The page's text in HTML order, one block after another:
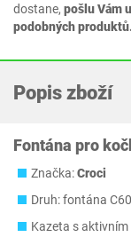
dostane, pošlu Vám
podobných
Popis zboží
Fontána pro
Značka:Croci
Druh: fontána
Kazeta s